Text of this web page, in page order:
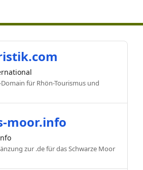
für Rhön-Tourismus und
moor.info
zur .de für das Schwarze Moor